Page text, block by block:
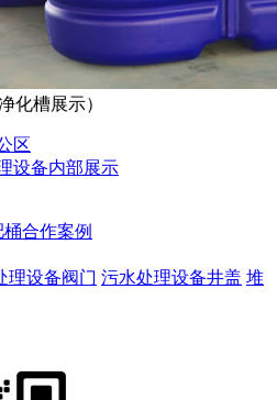
化槽展示）
区
设备内部展示
桶合作案例
理设备阀门 污水处理设备井盖 堆